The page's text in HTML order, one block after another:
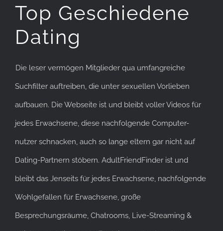
Top Geschiedene
Dating
Die leser vermögen Mitglieder qua umfangreiche
Suchfilter auftreiben, die unter sexuellen Vorlieben
aufbauen. Die Webseite ist und bleibt voller Videos für
jedes Erwachsene, diese nachfolgende Computer-
nutzer schnacken, auch so lange eltern gar nicht auf
Dating-Partnern stöbern. AdultFriendFinder ist und
bleibt das Jenseits für jedes Erwachsene, nachfolgende
Wohlgefallen für Erwachsene, große
Besprechungsräume, Chatrooms, Live-Streaming &